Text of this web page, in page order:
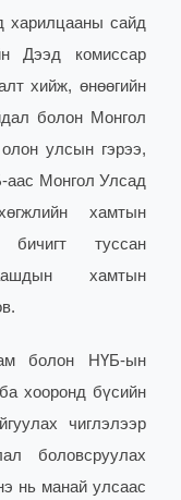
харилцааны сайд
Дээд комиссар
хийж, өнөөгийн
болон Монгол
улсын гэрээ,
аас Монгол Улсад
хамтын
туссан
хамтын
болон НҮБ-ын
хооронд бүсийн
чиглэлээр
боловсруулах
нь манай улсаас